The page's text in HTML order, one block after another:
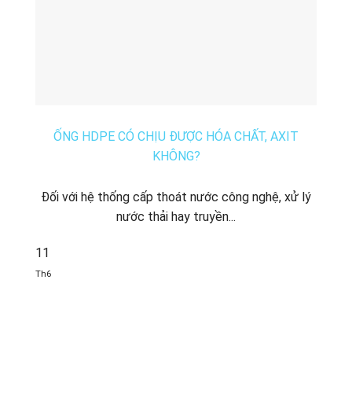
ỐNG HDPE CÓ CHỊU ĐƯỢC HÓA CHẤT, AXIT
KHÔNG?
Đối với hệ thống cấp thoát nước công nghệ, xử lý
nước thải hay truyền...
11
Th6